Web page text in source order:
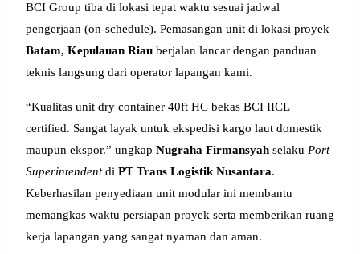
BCI Group tiba di lokasi tepat waktu sesuai jadwal
pengerjaan (on-schedule). Pemasangan unit di lokasi proyek
Batam, Kepulauan Riau berjalan lancar dengan panduan
teknis langsung dari operator lapangan kami.
“Kualitas unit dry container 40ft HC bekas BCI IICL
certified. Sangat layak untuk ekspedisi kargo laut domestik
maupun ekspor.” ungkap Nugraha Firmansyah selaku Port
Superintendentdi PT Trans Logistik Nusantara.
Keberhasilan penyediaan unit modular ini membantu
memangkas waktu persiapan proyek serta memberikan ruang
kerja lapangan yang sangat nyaman dan aman.